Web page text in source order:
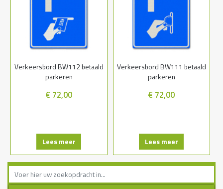
Verkeersbord BW112 betaald
parkeren
€ 72,00
Lees meer
Verkeersbord BW111 betaald
parkeren
€ 72,00
Lees meer